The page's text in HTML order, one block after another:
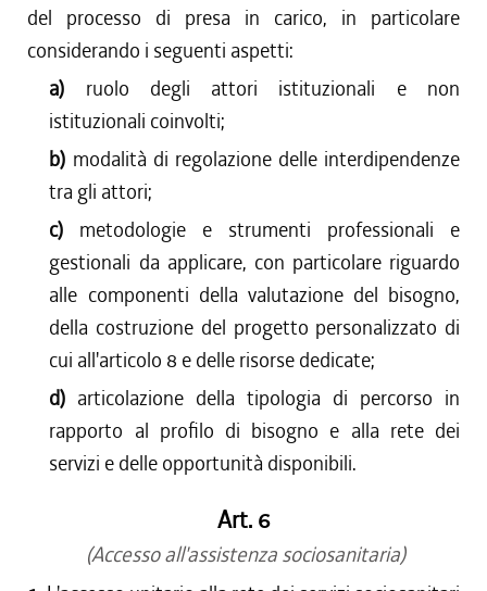
del processo di presa in carico, in particolare
considerando i seguenti aspetti:
a) ruolo degli attori istituzionali e non
istituzionali coinvolti;
b) modalità di regolazione delle interdipendenze
tra gli attori;
c) metodologie e strumenti professionali e
gestionali da applicare, con particolare riguardo
alle componenti della valutazione del bisogno,
della costruzione del progetto personalizzato di
cui all'articolo 8 e delle risorse dedicate;
d) articolazione della tipologia di percorso in
rapporto al profilo di bisogno e alla rete dei
servizi e delle opportunità disponibili.
Art. 6
(Accesso all'assistenza sociosanitaria)